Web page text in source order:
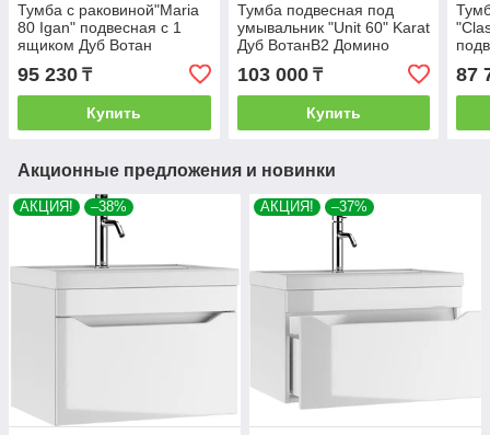
Тумба с раковиной"Maria
80 Igan" подвесная с 1
ящиком Дуб Вотан
ДОМИНО
95 230 ₸
Купить
Тумба подвесная под
умывальник "Unit 60" Karat
Дуб ВотанВ2 Домино
103 000₸
Купить
87
Акционные предложения и новинки
АКЦИЯ! –38% АКЦИЯ! –37%